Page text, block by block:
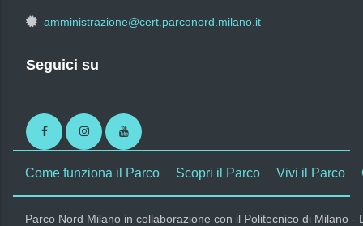
amministrazione@cert.parconord.milano.it
Seguici su
FacebookInstagramYoutube
Come funziona il Parco Scopri il Parco Vivi il Parco
Parco Nord Milano in collaborazione con il Politecnico di Milano